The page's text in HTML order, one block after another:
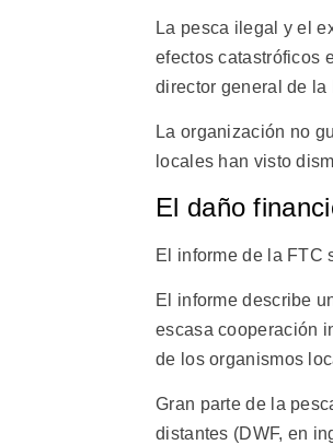
La pesca ilegal y el
efectos catastróficos
director general de
La organización no
locales han visto
El daño
El informe de la FTC
El informe describe
escasa cooperación
de los organismos
Gran parte de la
distantes (DWF, en